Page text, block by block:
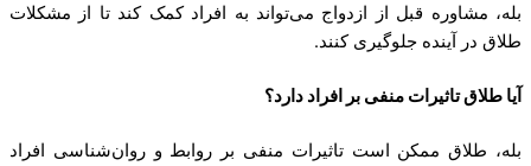
بله، مشاوره قبل از ازدواج می‌تواند به افراد کمک کند تا از مشکلات
طلاق در آینده جلوگیری کنند.
آیا طلاق تاثیرات منفی بر افراد دارد؟
بله، طلاق ممکن است تاثیرات منفی بر روابط و روان‌شناسی افراد